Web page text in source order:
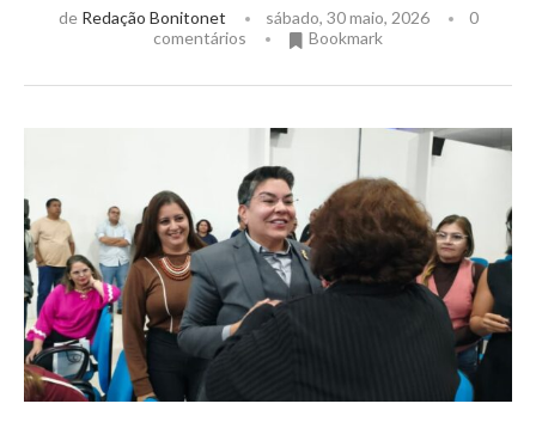
de Redação Bonitonet sábado, 30 maio, 2026
0
comentários
Bookmark